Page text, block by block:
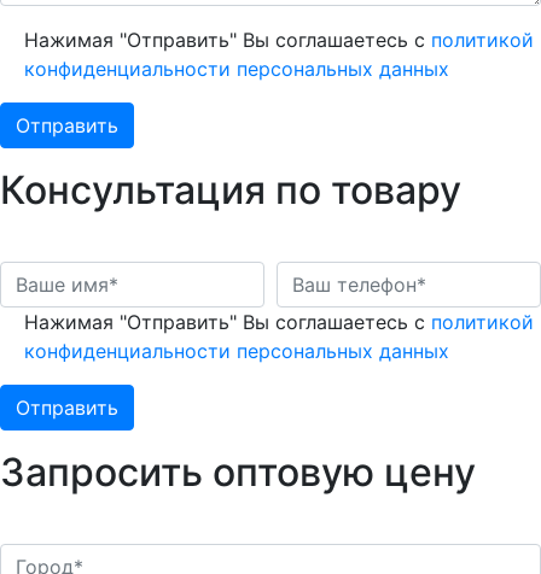
Нажимая "Отправить" Вы соглашаетесь с политикой
конфиденциальности персональных данных
Консультация по товару
Нажимая "Отправить" Вы соглашаетесь с политикой
конфиденциальности персональных данных
Запросить оптовую цену